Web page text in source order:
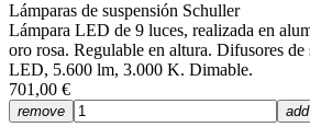
Lámparas de suspensión Schuller
Lámpara LED de 9 luces, realizada en
oro rosa. Regulable en altura. Difusores
LED, 5.600 lm, 3.000 K. Dimable.
701,00 €
remove add